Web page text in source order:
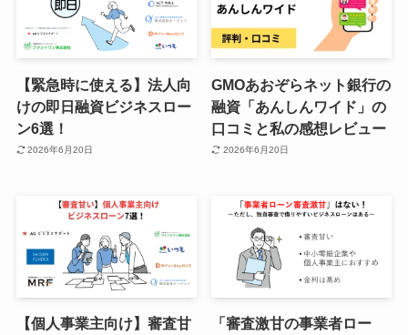
【緊急時に使える】法人向
けの即日融資ビジネスロー
ン6選！
2026年6月20日
GMOあおぞらネット銀行の
融資「あんしんワイド」の
口コミと私の感想レビュー
2026年6月20日
【個人事業主向け】審査甘
「審査激甘の事業者ロー